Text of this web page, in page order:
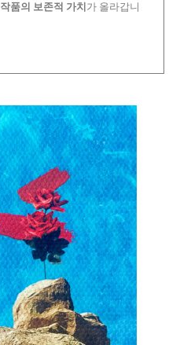
작품의 보존적 가치 가 올라갑니